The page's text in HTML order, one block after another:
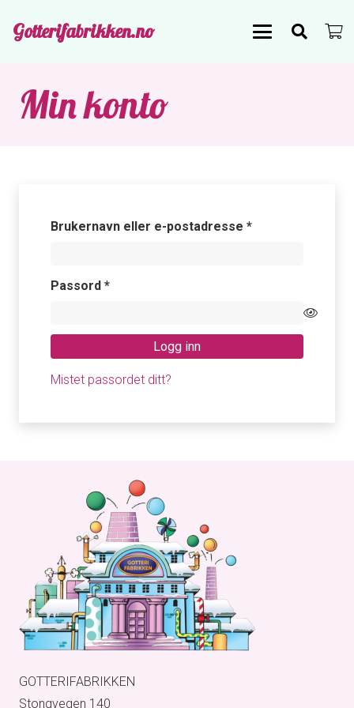
Gotterifabrikken.no
Min konto
Brukernavn eller e-postadresse *Påkrevd
Passord *Påkrevd
Logg inn
Mistet passordet ditt?
GOTTERIFABRIKKEN
Stongvegen 140